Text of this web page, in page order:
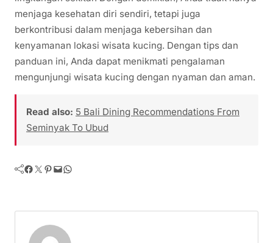
menjaga kesehatan diri sendiri, tetapi juga
berkontribusi dalam menjaga kebersihan dan
kenyamanan lokasi wisata kucing. Dengan tips dan
panduan ini, Anda dapat menikmati pengalaman
mengunjungi wisata kucing dengan nyaman dan aman.
Read also: 5 Bali Dining Recommendations From
Seminyak To Ubud
Facebook Twitter Pinterest Mail WhatsApp